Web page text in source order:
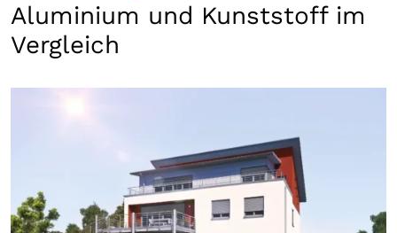
Aluminium und Kunststoff im
Vergleich